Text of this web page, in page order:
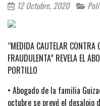
12 Octubre, 2020
“MEDIDA CAUTELAR CONTRA
FRAUDULENTA” REVELA EL
PORTILLO
• Abogado de la familia
octubre se prevé el desalojo